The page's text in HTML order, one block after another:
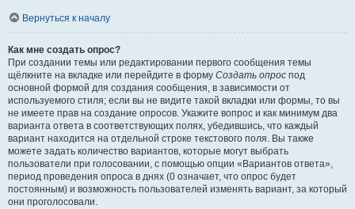
Вернуться к началу
Как мне создать опрос?
При создании темы или редактировании первого сообщения темы
щёлкните на вкладке или перейдите в форму Создать опрос под
основной формой для создания сообщения, в зависимости от
используемого стиля; если вы не видите такой вкладки или формы, то вы
не имеете прав на создание опросов. Укажите вопрос и как минимум два
варианта ответа в соответствующих полях, убедившись, что каждый
вариант находится на отдельной строке текстового поля. Вы также
можете задать количество вариантов, которые могут выбрать
пользователи при голосовании, с помощью опции «Вариантов ответа»,
период проведения опроса в днях (0 означает, что опрос будет
постоянным) и возможность пользователей изменять вариант, за который
они проголосовали.